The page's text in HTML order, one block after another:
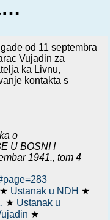
od 11 septembra
Vujadin za
ka Livnu,
kontakta s
o
U BOSNI I
1941., tom 4
★ Ustanak u NDH ★
★ Ustanak u
★